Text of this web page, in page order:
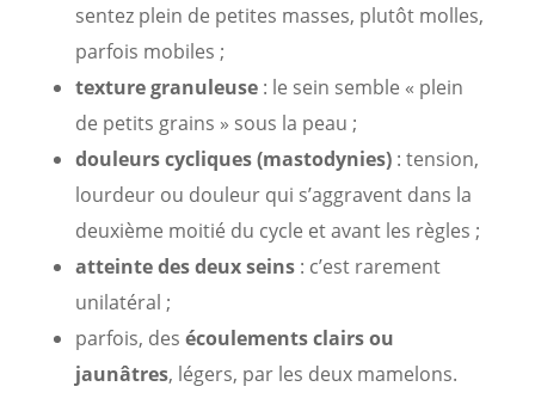
sentez plein de petites masses, plutôt molles,
parfois mobiles ;
texture granuleuse: le sein semble « plein
de petits grains » sous la peau ;
douleurs cycliques (mastodynies): tension,
lourdeur ou douleur qui s’aggravent dans la
deuxième moitié du cycle et avant les règles ;
atteinte des deux seins: c’est rarement
unilatéral ;
parfois, des écoulements clairs ou
jaunâtres, légers, par les deux mamelons.